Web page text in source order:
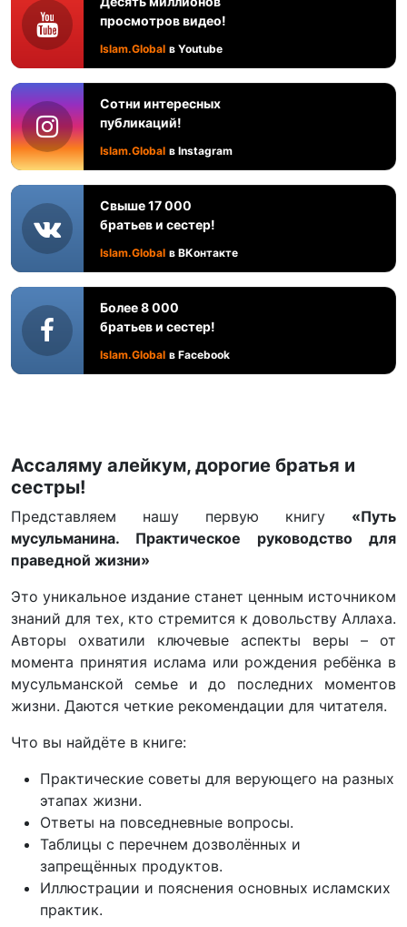
просмотров видео!
Islam.Global в Youtube
Сотни интересных
публикаций!
Islam.Global в Instagram
Свыше 17 000
братьев и сестер!
Islam.Global в ВКонтакте
Более 8 000
братьев и сестер!
Islam.Global в Facebook
Ассаляму алейкум, дорогие братья и
сестры!
Представляем нашу первую книгу «Путь
мусульманина. Практическое руководство для
праведной жизни»
Это уникальное издание станет ценным источником
знаний для тех, кто стремится к довольству Аллаха.
Авторы охватили ключевые аспекты веры – от
момента принятия ислама или рождения ребёнка в
мусульманской семье и до последних моментов
жизни. Даются четкие рекомендации для читателя.
Что вы найдёте в книге:
Практические советы для верующего на разных
этапах жизни.
Ответы на повседневные вопросы.
Таблицы с перечнем дозволённых и
запрещённых продуктов.
Иллюстрации и пояснения основных исламских
практик.